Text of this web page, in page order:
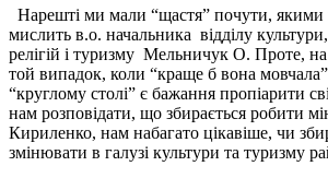
Нарешті ми мали “щастя” почути, якими
мислить в.о. начальника відділу
релігій і туризму Мельничук О. Проте, на
той випадок, коли “краще б вона мовчала”
“круглому столі” є бажання пропіарити
нам розповідати, що збирається робити
Кириленко, нам набагато цікавіше, чи
змінювати в галузі культури та туризму